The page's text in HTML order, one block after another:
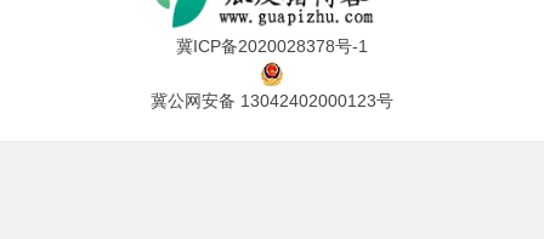
冀ICP备2020028378号-1
冀公网安备 13042402000123号